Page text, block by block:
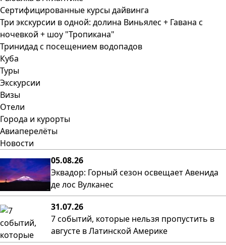
Сертифицированные курсы дайвинга
Три экскурсии в одной: долина Виньялес + Гавана с
ночевкой + шоу "Тропикана"
Тринидад с посещением водопадов
Куба
Туры
Экскурсии
Визы
Отели
Города и курорты
Авиаперелёты
Новости
05.08.26
Эквадор: Горный сезон освещает Авенида
де лос Вулканес
31.07.26
7 событий, которые нельзя пропустить в
августе в Латинской Америке